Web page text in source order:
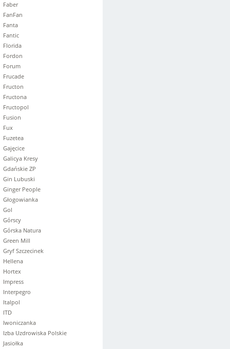
Faber
FanFan
Fanta
Fantic
Florida
Fordon
Forum
Frucade
Fructon
Fructona
Fructopol
Fusion
Fux
Fuzetea
Gajęcice
Galicya Kresy
Gdańskie ZP
Gin Lubuski
Ginger People
Głogowianka
Gol
Górscy
Górska Natura
Green Mill
Gryf Szczecinek
Hellena
Hortex
Impress
Interpegro
Italpol
ITD
Iwoniczanka
Izba Uzdrowiska Polskie
Jasiołka